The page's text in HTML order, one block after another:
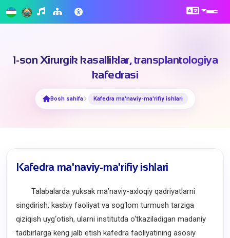
1-son Xirurgik kasalliklar, transplantologiya
kafedrasi
Bosh sahifa Kafedra ma'naviy-ma'rifiy ishlari
Kafedra ma'naviy-ma'rifiy ishlari
Talabalarda yuksak ma’naviy-axloqiy qadriyatlarni
singdirish, kasbiy faoliyat va sog‘lom turmush tarziga
qiziqish uyg‘otish, ularni institutda o‘tkaziladigan madaniy
tadbirlarga keng jalb etish kafedra faoliyatining asosiy